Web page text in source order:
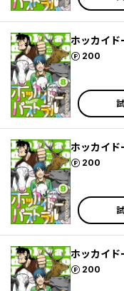
ホッカイド
200
ポイント
ホッカイド
200
ポイント
ホッカイド
200
ポイント